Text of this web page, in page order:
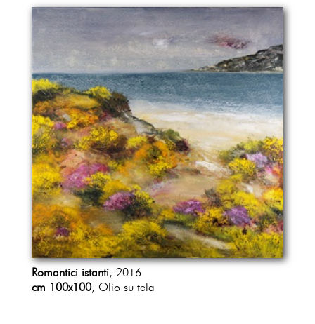
Romantici istanti, 2016
cm 100x100, Olio su tela